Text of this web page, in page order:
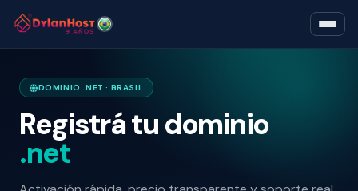
DOMINIO .NET · BRASIL
Registrá tu dominio
.net